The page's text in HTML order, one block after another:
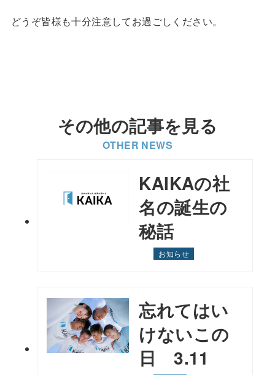
どうぞ皆様も十分注意してお過ごしください。
その他の記事を見る
OTHER NEWS
KAIKAの社
名の誕生の
秘話
お知らせ
忘れてはい
けないこの
日 3.11